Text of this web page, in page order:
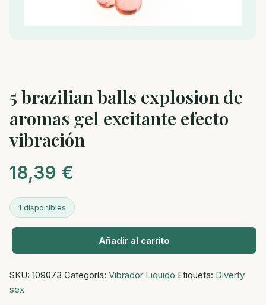
5 brazilian balls explosion de
aromas gel excitante efecto
vibración
18,39 €
1 disponibles
balls
explosion
Añadir al carrito
SKU: 109073 Categoría: Vibrador Liquido Etiqueta: Diverty
sex